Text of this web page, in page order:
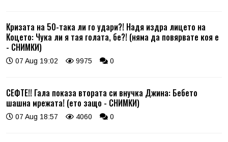
Кризата на 50-така ли го удари?! Надя издра лицето на
Коцето: Чука ли я тая голата, бе?! (няма да повярвате коя е
- СНИМКИ)
07 Aug 19:02 9975 0
СЕФТЕ!! Гала показа втората си внучка Джина: Бебето
шашна мрежата! (ето защо - СНИМКИ)
07 Aug 18:57 4060 0